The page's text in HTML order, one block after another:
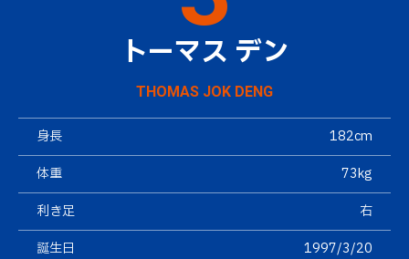
トーマス デン
THOMAS JOK DENG
身長
182cm
体重
73kg
利き足
右
誕生日
1997/3/20